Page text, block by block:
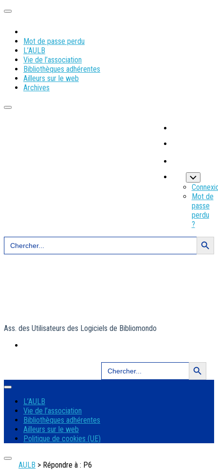
Mot de passe perdu
L’AULB
Vie de l’association
Bibliothèques adhérentes
Ailleurs sur le web
Archives
Mot de
passe
perdu
?
Search
for:
Search Button
Ass. des Utilisateurs des Logiciels de Bibliomondo
Search
for:
Search Button
L’AULB
Vie de l’association
Bibliothèques adhérentes
Ailleurs sur le web
Politique de cookies (UE)
AULB > Répondre à : P6